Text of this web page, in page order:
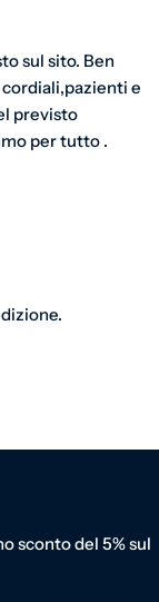
sul sito. Ben
e
previsto
per tutto .
sconto del 5% sul